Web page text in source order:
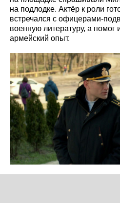
на подлодке. Актёр к роли
встречался с офицерами-
военную литературу, а помог
армейский опыт.